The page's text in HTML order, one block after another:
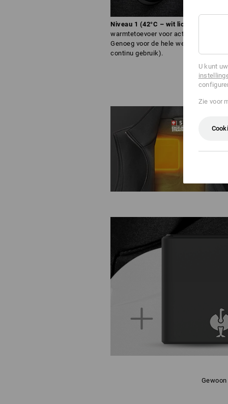
Niveau 1 (42°C – wit licht):
warmtetoevoer voor actieve
Genoeg voor de hele werkdag (tot 8 uur
continu gebruik).
U kunt
Zie voor